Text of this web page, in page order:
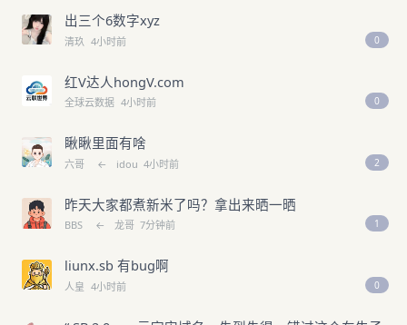
出三个6数字xyz
清玖 4小时前 0
红V达人hongV.com
全球云数据 4小时前 0
瞅瞅里面有啥
六哥 ← idou 4小时前 2
昨天大家都煮新米了吗？拿出来晒一晒
BBS ← 龙哥 7分钟前 1
liunx.sb 有bug啊
人皇 4小时前 0